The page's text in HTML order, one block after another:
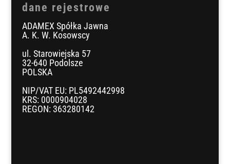
dane rejestrowe
ADAMEX Spółka Jawna
A. K. W. Kosowscy
ul. Starowiejska 57
32-640 Podolsze
POLSKA
NIP/VAT EU: PL5492442998
KRS: 0000904028
REGON: 363280142